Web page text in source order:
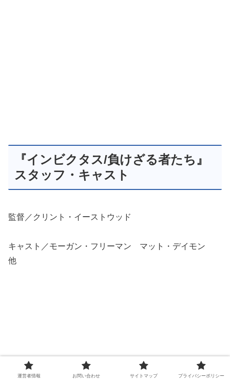
『インビクタス/負けざる者たち』
スタッフ・キャスト
監督／クリント・イーストウッド
キャスト／モーガン・フリーマン マット・デイモン
他
運営者情報 お問い合わせ サイトマップ プライバシーポリシー